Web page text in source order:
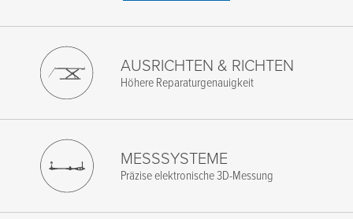
AUSRICHTEN & RICHTEN
Höhere Reparaturgenauigkeit
MESSSYSTEME
Präzise elektronische 3D-Messung